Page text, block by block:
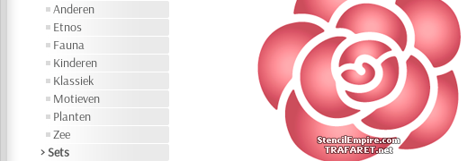
Anderen
Etnos
Fauna
Kinderen
Klassiek
Motieven
Planten
Zee
> Sets